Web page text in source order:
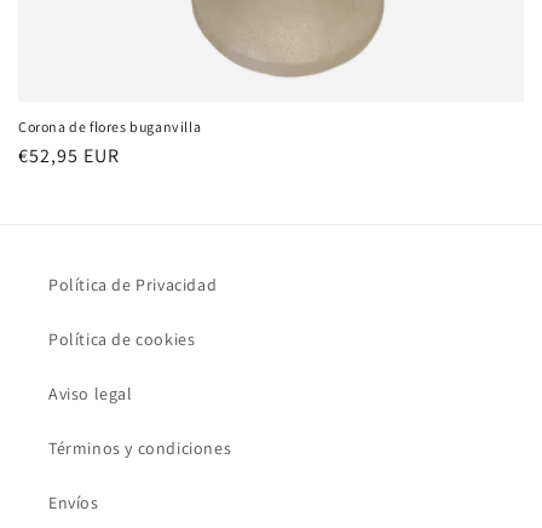
Corona de flores buganvilla
Precio
€52,95 EUR
Política de Privacidad
Política de cookies
Aviso legal
Términos y condiciones
Envíos